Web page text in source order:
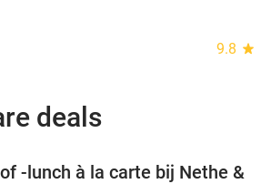
9.8 star
deals
-lunch à la carte bij Nethe &